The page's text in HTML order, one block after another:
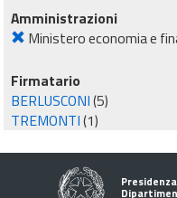
Amministrazioni
Ministero economia e
Firmatario
BERLUSCONI(5)
TREMONTI(1)